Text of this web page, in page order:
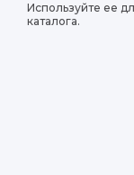
Используйте ее
каталога.